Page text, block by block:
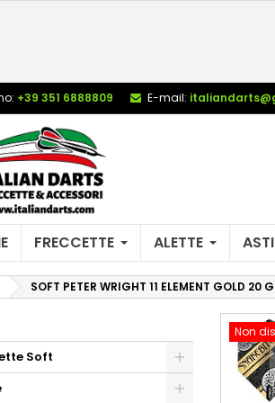
+39 351 6888809 E-mail:
FRECCETTE ALETTE
SOFT PETER WRIGHT 11 ELEMENT GOLD 20
Soft
Non
add_circle_outline